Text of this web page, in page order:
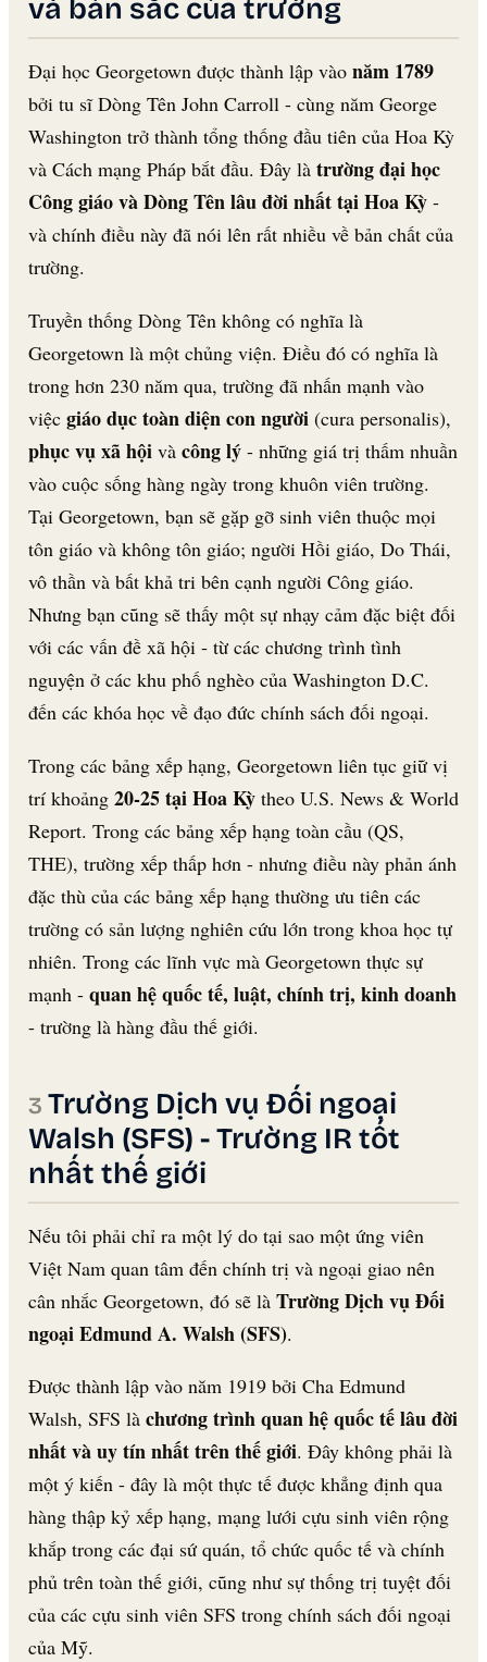
và bản sắc của trường
Đại học Georgetown được thành lập vào năm 1789
bởi tu sĩ Dòng Tên John Carroll - cùng năm George
Washington trở thành tổng thống đầu tiên của Hoa Kỳ
và Cách mạng Pháp bắt đầu. Đây là trường đại học
Công giáo và Dòng Tên lâu đời nhất tại Hoa Kỳ -
và chính điều này đã nói lên rất nhiều về bản chất của
trường.
Truyền thống Dòng Tên không có nghĩa là
Georgetown là một chủng viện. Điều đó có nghĩa là
trong hơn 230 năm qua, trường đã nhấn mạnh vào
việc giáo dục toàn diện con người (cura personalis),
phục vụ xã hội và công lý - những giá trị thấm nhuần
vào cuộc sống hàng ngày trong khuôn viên trường.
Tại Georgetown, bạn sẽ gặp gỡ sinh viên thuộc mọi
tôn giáo và không tôn giáo; người Hồi giáo, Do Thái,
vô thần và bất khả tri bên cạnh người Công giáo.
Nhưng bạn cũng sẽ thấy một sự nhạy cảm đặc biệt đối
với các vấn đề xã hội - từ các chương trình tình
nguyện ở các khu phố nghèo của Washington D.C.
đến các khóa học về đạo đức chính sách đối ngoại.
Trong các bảng xếp hạng, Georgetown liên tục giữ vị
trí khoảng 20-25 tại Hoa Kỳ theo U.S. News & World
Report. Trong các bảng xếp hạng toàn cầu (QS,
THE), trường xếp thấp hơn - nhưng điều này phản ánh
đặc thù của các bảng xếp hạng thường ưu tiên các
trường có sản lượng nghiên cứu lớn trong khoa học tự
nhiên. Trong các lĩnh vực mà Georgetown thực sự
mạnh - quan hệ quốc tế, luật, chính trị, kinh doanh
- trường là hàng đầu thế giới.
Trường Dịch vụ Đối ngoại
Walsh (SFS) - Trường IR tốt
nhất thế giới
Nếu tôi phải chỉ ra một lý do tại sao một ứng viên
Việt Nam quan tâm đến chính trị và ngoại giao nên
cân nhắc Georgetown, đó sẽ là Trường Dịch vụ Đối
ngoại Edmund A. Walsh (SFS).
Được thành lập vào năm 1919 bởi Cha Edmund
Walsh, SFS là chương trình quan hệ quốc tế lâu đời
nhất và uy tín nhất trên thế giới. Đây không phải là
một ý kiến - đây là một thực tế được khẳng định qua
hàng thập kỷ xếp hạng, mạng lưới cựu sinh viên rộng
khắp trong các đại sứ quán, tổ chức quốc tế và chính
phủ trên toàn thế giới, cũng như sự thống trị tuyệt đối
của các cựu sinh viên SFS trong chính sách đối ngoại
của Mỹ.